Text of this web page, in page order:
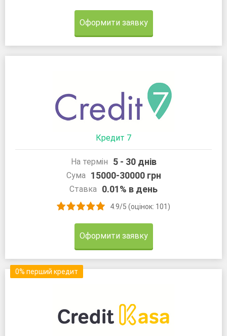
Оформити заявку
Кредит 7
На термін 5 - 30 днів
Сума 15000-30000 грн
Ставка 0.01% в день
4.9/5 (оцінок: 101)
Оформити заявку
0% перший кредит